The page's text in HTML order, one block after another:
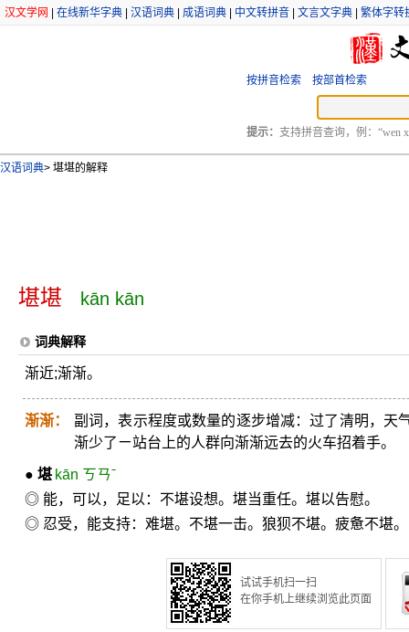
汉文学网 在线新华字典 汉语词典 成语词典 中文转拼音 文言文字典 繁体字转
按拼音检索 按部首检索
提示： 支持拼音查询，例：“wen
汉语词典> 堪堪的解释
堪堪 kān kān
词典解释
渐近;渐渐。
渐渐：
副词，表示程度或数量的逐步增减：过了清明，天
渐少了ㄧ站台上的人群向渐渐远去的火车招着手。
● 堪 kān ㄎㄢˉ
◎ 能，可以，足以：不堪设想。堪当重任。堪以告慰。
◎ 忍受，能支持：难堪。不堪一击。狼狈不堪。疲惫不堪。
试试手机扫一扫
在你手机上继续浏览此页面